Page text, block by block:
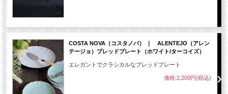
COSTA NOVA（コスタノバ） ｜ ALENTEJO（アレン
テージョ）ブレッドプレート（ホワイト/ターコイズ）
エレガントでクラシカルなブレッドプレート
価格:2,200円(税込)